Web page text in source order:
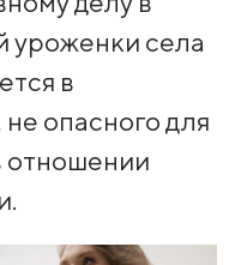
уроженки села
в
опасного для
отношении